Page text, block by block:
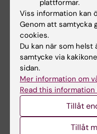
‘Inorganic nitrate is
generation of nitric
Medicine, augusti
‘Cardioprotective
the answer?’, Nitric
Ny behandling
plattformar.
Viss information kan
Genom att samtycka
cookies.
Du kan när som
samtycke via
sidan.
Mer information om
Read this information
Tillåt
Tillåt